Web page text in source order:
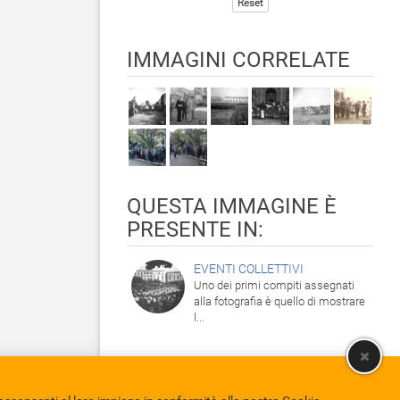
Reset
IMMAGINI CORRELATE
QUESTA IMMAGINE È
PRESENTE IN:
EVENTI COLLETTIVI
Uno dei primi compiti assegnati
alla fotografia è quello di mostrare
l...